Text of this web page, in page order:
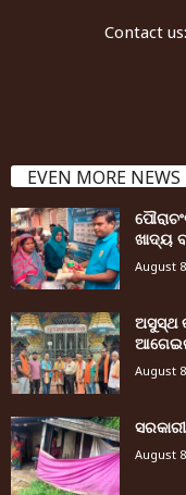
Contact us:
EVEN MORE NEWS
ଖାଦ୍ୟ
August
ଅସୁସ୍ଥ
August
August